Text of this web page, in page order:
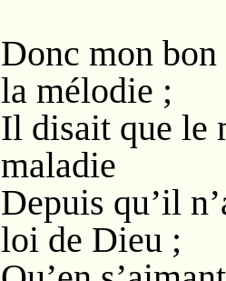
Donc mon bon
la mélodie ;
Il disait que le
maladie
Depuis qu’il
loi de Dieu ;